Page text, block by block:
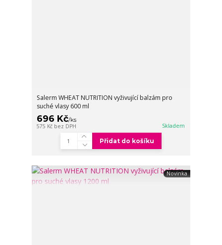
Salerm WHEAT NUTRITION vyživující balzám pro
suché vlasy 600 ml
696 Kč/ks
575 Kč bez DPH Skladem
Přidat do košíku
Novinka